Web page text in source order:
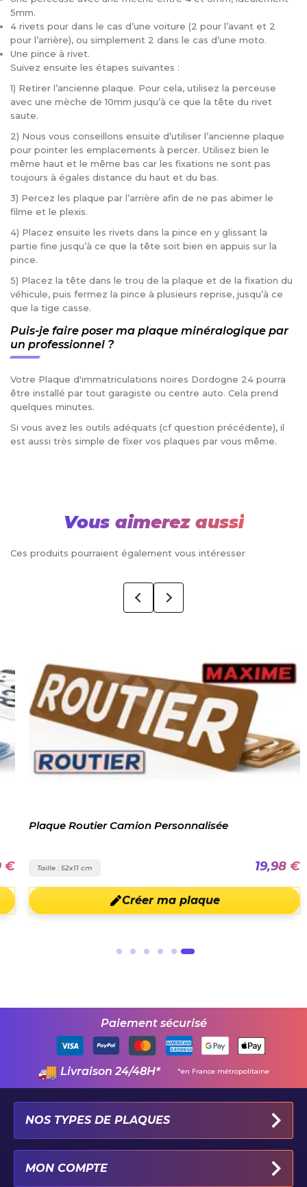
5mm.
4 rivets pour dans le cas d’une voiture (2 pour l’avant et 2
pour l’arrière), ou simplement 2 dans le cas d’une moto.
Une pince à rivet.
Suivez ensuite les étapes suivantes :
1) Retirer l’ancienne plaque. Pour cela, utilisez la perceuse
avec une mèche de 10mm jusqu’à ce que la tête du rivet
saute.
2) Nous vous conseillons ensuite d’utiliser l’ancienne plaque
pour pointer les emplacements à percer. Utilisez bien le
même haut et le même bas car les fixations ne sont pas
toujours à égales distance du haut et du bas.
3) Percez les plaque par l’arrière afin de ne pas abimer le
filme et le plexis.
4) Placez ensuite les rivets dans la pince en y glissant la
partie fine jusqu’à ce que la tête soit bien en appuis sur la
pince.
5) Placez la tête dans le trou de la plaque et de la fixation du
véhicule, puis fermez la pince à plusieurs reprise, jusqu’à ce
que la tige casse.
Puis-je faire poser ma plaque minéralogique par
un professionnel ?
Votre Plaque d'immatriculations noires Dordogne 24 pourra
être installé par tout garagiste ou centre auto. Cela prend
quelques minutes.
Si vous avez les outils adéquats (cf question précédente), il
est aussi très simple de fixer vos plaques par vous même.
Vous aimerez aussi
Ces produits pourraient également vous intéresser
€
Plaque Routier Camion Personnalisée
Taille : 52x11 cm 19,98 €
Créer ma plaque
Paiement sécurisé
Livraison 24/48H* *en France métropolitaine
NOS TYPES DE PLAQUES
MON COMPTE